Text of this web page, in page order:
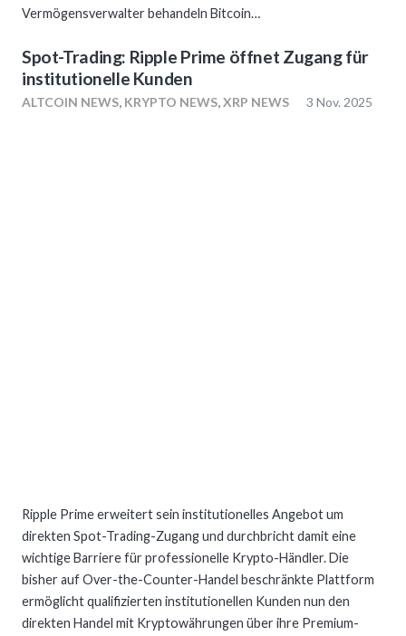
Vermögensverwalter behandeln Bitcoin…
Spot-Trading: Ripple Prime öffnet Zugang für
institutionelle Kunden
ALTCOIN NEWS, KRYPTO NEWS,XRP NEWS 3 Nov. 2025
Ripple Prime erweitert sein institutionelles Angebot um
direkten Spot-Trading-Zugang und durchbricht damit eine
wichtige Barriere für professionelle Krypto-Händler. Die
bisher auf Over-the-Counter-Handel beschränkte Plattform
ermöglicht qualifizierten institutionellen Kunden nun den
direkten Handel mit Kryptowährungen über ihre Premium-